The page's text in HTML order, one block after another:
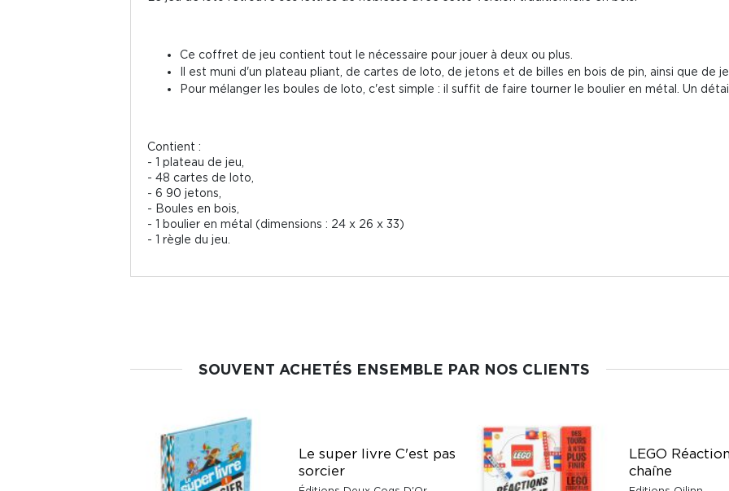
Ce coffret de jeu contient tout le nécessaire pour jouer à deux ou plus.
Il est muni d'un plateau pliant, de cartes de loto, de jetons et de billes en bois de pin, ainsi que de
Pour mélanger les boules de loto, c'est simple : il suffit de faire tourner le boulier en métal. Un
Contient :
- 1 plateau de jeu,
- 48 cartes de loto,
- 6 90 jetons,
- Boules en bois,
- 1 boulier en métal (dimensions : 24 x 26 x 33)
- 1 règle du jeu.
SOUVENT ACHETÉS ENSEMBLE PAR NOS CLIENTS
Le super livre C'est pas
sorcier
LEGO
chaîne